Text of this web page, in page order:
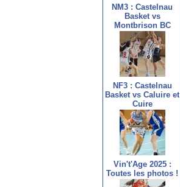
NM3 : Castelnau
Basket vs
Montbrison BC
NF3 : Castelnau
Basket vs Caluire et
Cuire
Vin't'Age 2025 :
Toutes les photos !